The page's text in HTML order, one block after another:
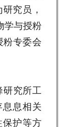
究员，
学与授粉
粉专委会
究所工
息相关
护等方